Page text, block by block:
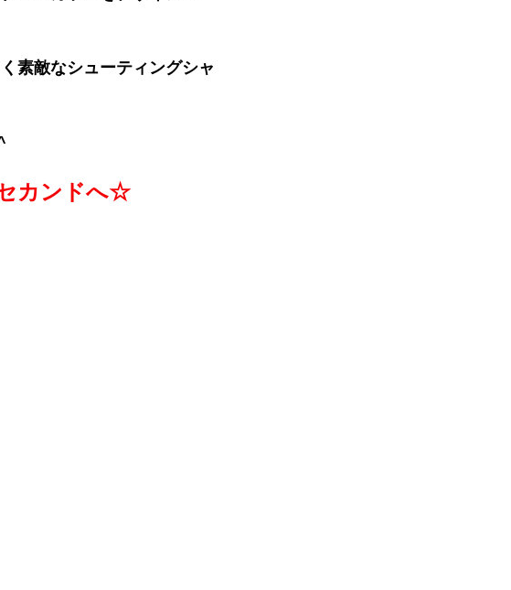
素敵なシューティングシャ
カンドへ☆